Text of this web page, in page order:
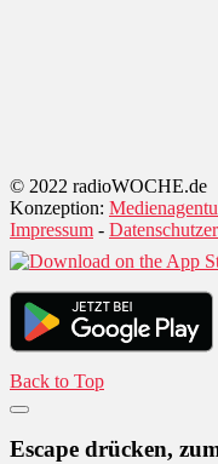
© 2022 radioWOCHE.de
Konzeption:
Impressum -
Back to Top
Escape drücken,